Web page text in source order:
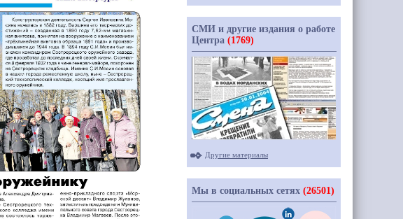
СМИ и другие издания о работе
Центра (1769)
Другие материалы
Мы в социальных сетях (26501)